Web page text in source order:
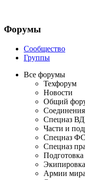
Форумы
Сообщество
Группы
Все форумы
Техфорум
Новости
Общий
Спецназ
Части и
Спецназ
Спецназ
Армии мира